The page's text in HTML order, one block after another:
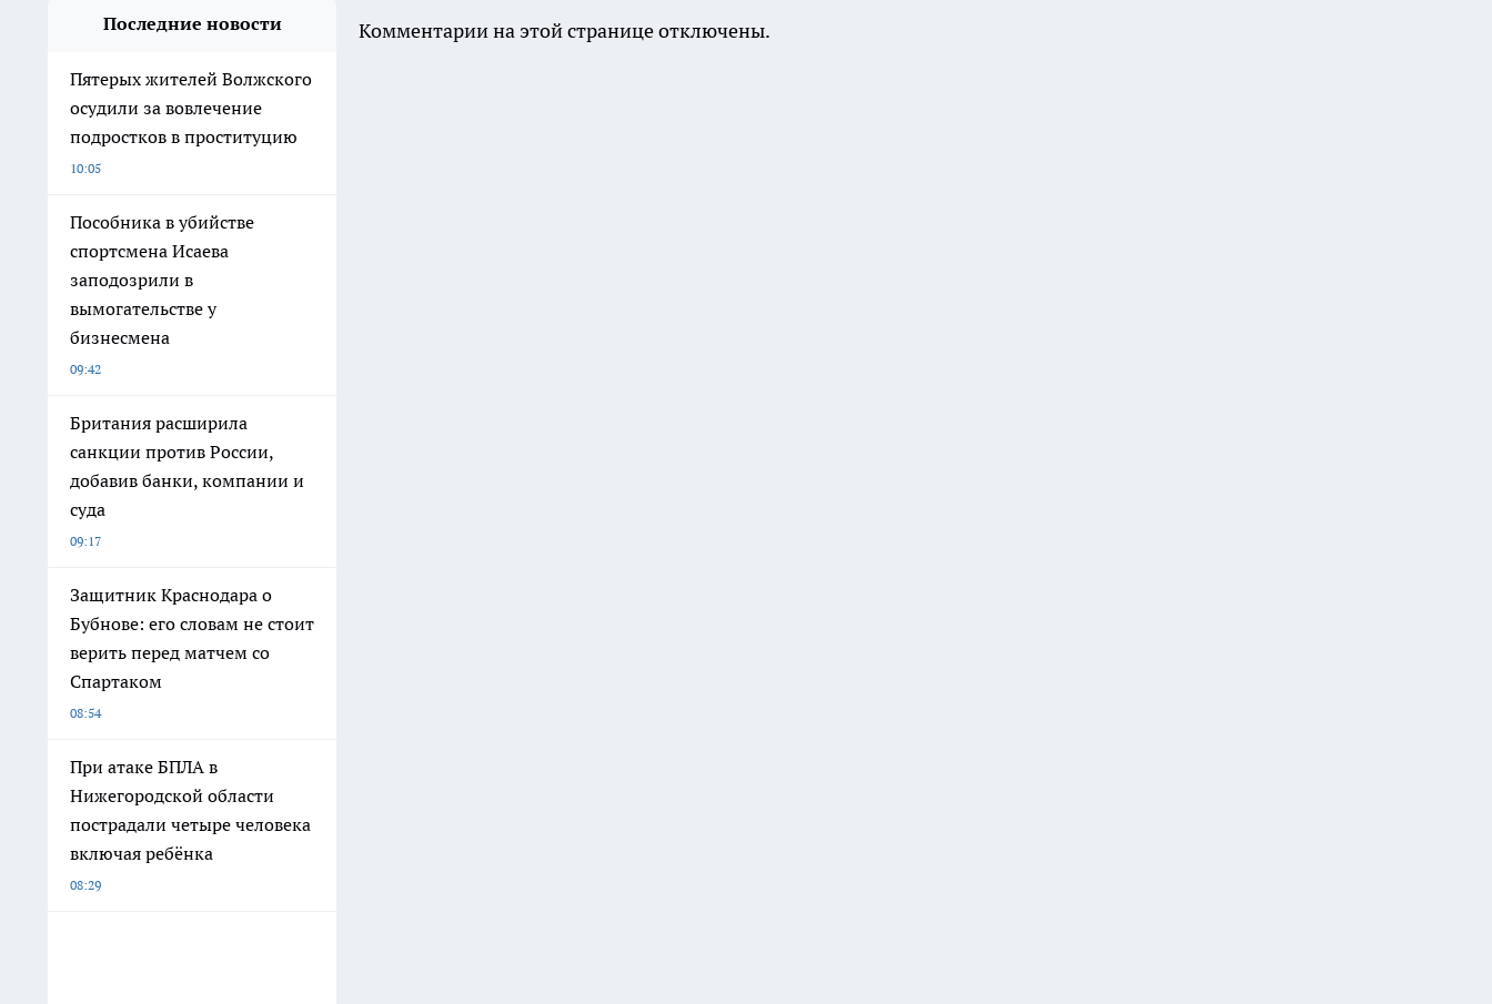
Последние новости
Пятерых жителей Волжского
осудили за вовлечение
подростков в проституцию
10:05
Пособника в убийстве
спортсмена Исаева
заподозрили в
вымогательстве у
бизнесмена
09:42
Британия расширила
санкции против России,
добавив банки, компании и
суда
09:17
Защитник Краснодара о
Бубнове: его словам не стоит
верить перед матчем со
Спартаком
08:54
При атаке БПЛА в
Нижегородской области
пострадали четыре человека
включая ребёнка
08:29
Комментарии на этой странице отключены.